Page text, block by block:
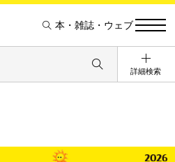
本・雑誌・ウェブ
詳細検索